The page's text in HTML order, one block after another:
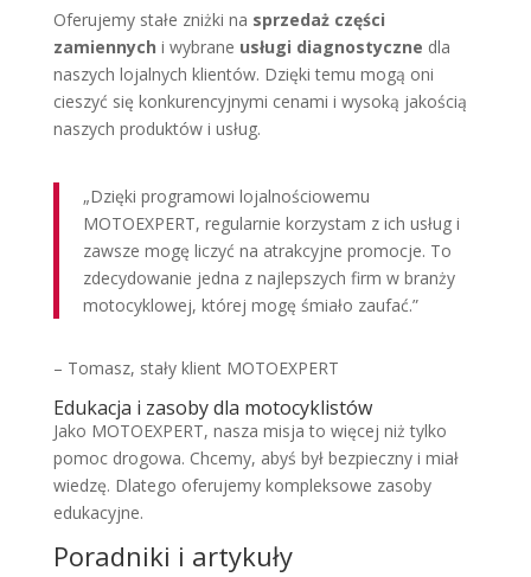
Oferujemy stałe zniżki na sprzedaż części
zamiennych i wybrane usługi diagnostyczne dla
naszych lojalnych klientów. Dzięki temu mogą oni
cieszyć się konkurencyjnymi cenami i wysoką jakością
naszych produktów i usług.
„Dzięki programowi lojalnościowemu
MOTOEXPERT, regularnie korzystam z ich usług i
zawsze mogę liczyć na atrakcyjne promocje. To
zdecydowanie jedna z najlepszych firm w branży
motocyklowej, której mogę śmiało zaufać.”
– Tomasz, stały klient MOTOEXPERT
Edukacja i zasoby dla motocyklistów
Jako MOTOEXPERT, nasza misja to więcej niż tylko
pomoc drogowa. Chcemy, abyś był bezpieczny i miał
wiedzę. Dlatego oferujemy kompleksowe zasoby
edukacyjne.
Poradniki i artykuły